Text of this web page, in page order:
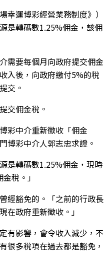
幸運博彩經營業務制度》）
是轉碼數1.25%佣金，該佣
需要每個月向政府提交佣金
入後，向政府繳付5%的稅
交。
交佣金稅。
彩中介重新徵收「佣金
博彩中介人郭志忠求證。
是轉碼數1.25%佣金，現時
稅。」
經豁免的。「之前的行政長
在政府重新徵收。」
有影響，會令收入減少，不
很多稅項在過去都是豁免，